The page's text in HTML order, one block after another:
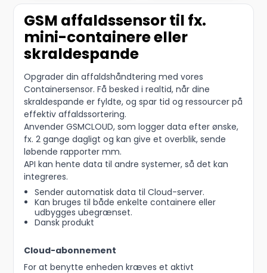
GSM affaldssensor til fx.
mini-containere eller
skraldespande
Opgrader din affaldshåndtering med vores
Containersensor. Få besked i realtid, når dine
skraldespande er fyldte, og spar tid og ressourcer på
effektiv affaldssortering.
Anvender GSMCLOUD, som logger data efter ønske,
fx. 2 gange dagligt og kan give et overblik, sende
løbende rapporter mm.
API kan hente data til andre systemer, så det kan
integreres.
Sender automatisk data til Cloud-server.
Kan bruges til både enkelte containere eller
udbygges ubegrænset.
Dansk produkt
Cloud-abonnement
For at benytte enheden kræves et aktivt